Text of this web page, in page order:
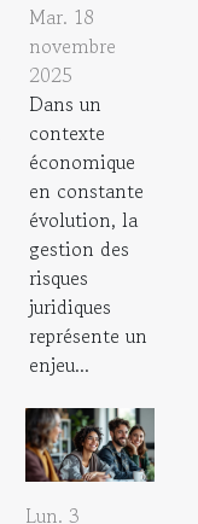
Mar. 18
novembre
2025
Dans un
contexte
économique
en constante
évolution, la
gestion des
risques
juridiques
représente un
enjeu...
Lun. 3